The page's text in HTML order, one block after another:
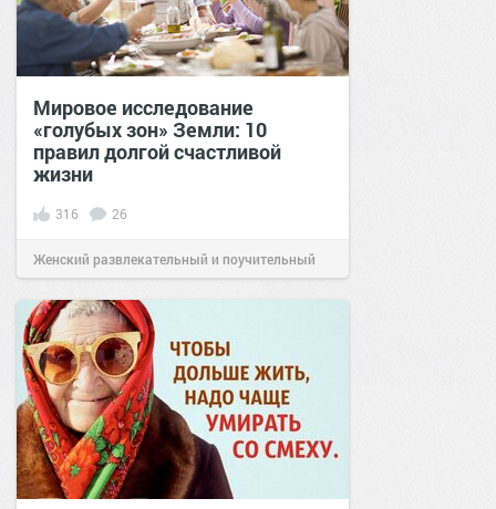
Мировое исследование
«голубых зон» Земли: 10
правил долгой счастливой
жизни
316 26
Женский развлекательный и поучительный
сайт.21:5724 мар 2021